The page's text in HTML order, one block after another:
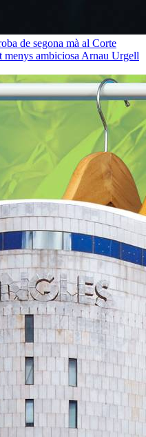
de segona mà al Corte
menys ambiciosa Arnau Urgell